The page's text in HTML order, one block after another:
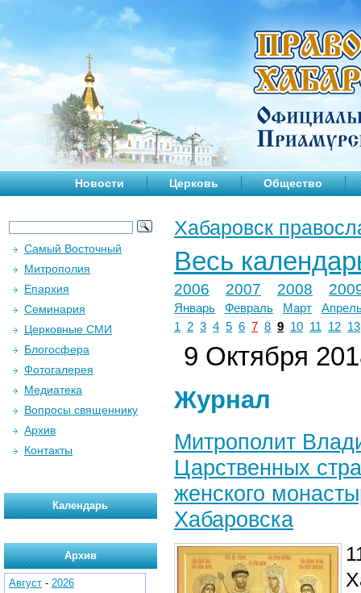
Новости Церковь Общество
Хабаровск
Весь
2006 2007 2008
Январь Февраль Март
1
2 3 4 5 6 7 8 9 10 11 12 13
9 Октября
Журнал
Митрополит
Царственных
женского
Хабаровска
Самый Восточный
Митрополия
Епархия
Семинария
Церковные СМИ
Блогосфера
Фотогалерея
Медиатека
Вопросы священнику
Архив
Контакты
Календарь
Архив
Август - 2026